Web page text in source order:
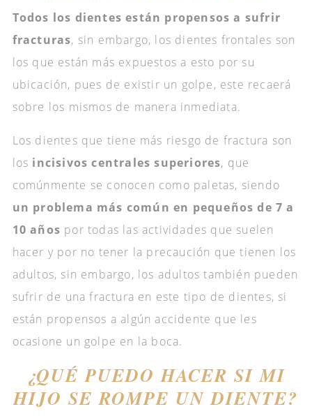
Todos los dientes están propensos a sufrir
fracturas, sin embargo, los dientes frontales son
los que están más expuestos a esto por su
ubicación, pues de existir un golpe, este recaerá
sobre los mismos de manera inmediata.
Los dientes que tiene más riesgo de fractura son
los incisivos centrales superiores, que
comúnmente se conocen como paletas, siendo
un problema más común en pequeños de 7 a
10 años por todas las actividades que suelen
hacer y por no tener la precaución que tienen los
adultos, sin embargo, los adultos también pueden
sufrir de una fractura en este tipo de dientes, si
están propensos a algún accidente que les
ocasione un golpe en la boca.
¿QUÉ PUEDO HACER SI MI
HIJO SE ROMPE UN DIENTE?